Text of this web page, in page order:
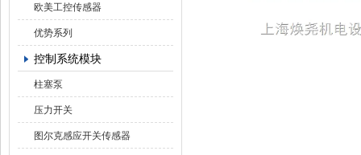
欧美工控传感器
优势系列
控制系统模块
柱塞泵
压力开关
图尔克感应开关传感器